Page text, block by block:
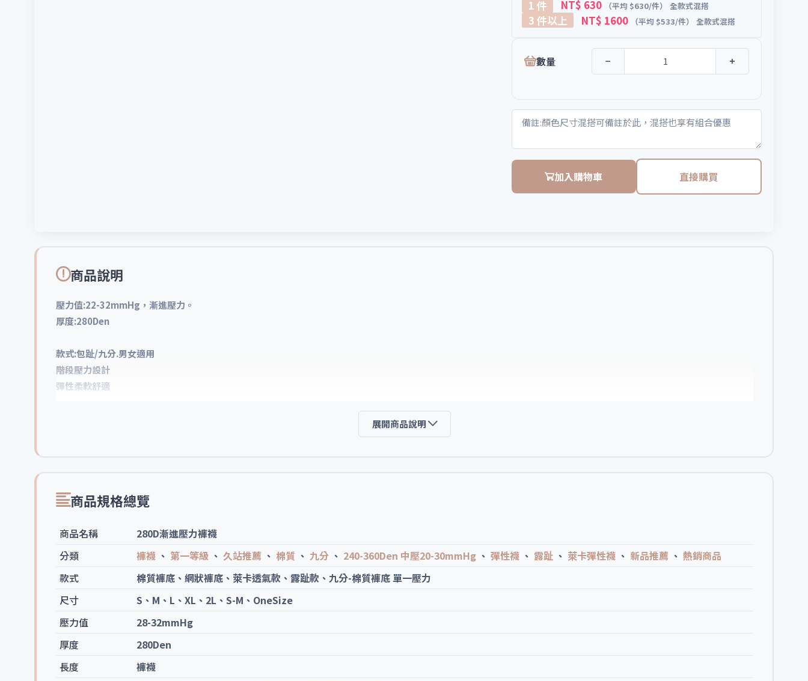
1 件 NT$ 630 （平均 $630/件） 全款式混搭
3 件以上 NT$ 1600 （平均 $533/件） 全款式混搭
數量 − +
加入購物車 直接購買
商品說明
壓力值:22-32mmHg，漸進壓力。
厚度:280Den
款式:包趾/九分.男女適用
階段壓力設計
彈性柔軟舒適
展開商品說明
商品規格總覽
商品名稱
280D漸進壓力褲襪
分類
褲襪 、 第一等級 、 久站推薦 、 棉質 、 九分 、 240-360Den 中壓20-30mmHg 、 彈性襪 、 露趾 、 萊卡彈性襪 、 新品推薦 、 熱銷商品
款式
棉質褲底、網狀褲底、萊卡透氣款、露趾款、九分-棉質褲底 單一壓力
尺寸
S、M、L、XL、2L、S-M、OneSize
壓力值
28-32mmHg
厚度
280Den
長度
褲襪